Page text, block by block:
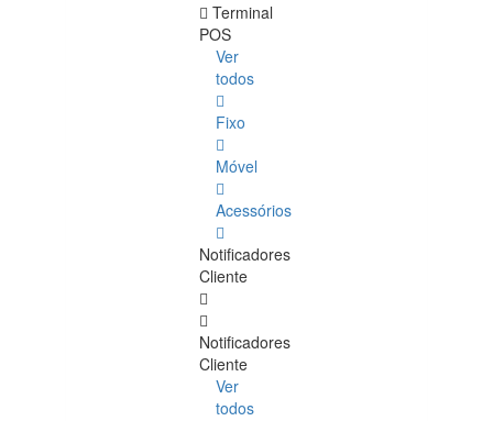
Terminal
POS
Ver
todos
Fixo
Móvel
Acessórios
Notificadores
Cliente
Notificadores
Cliente
Ver
todos